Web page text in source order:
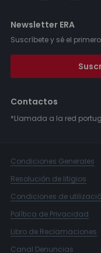
Newsletter ERA
Suscríbete y sé el
Contactos
*Llamada a la red
Condiciones Generales
Resolución de litigios
Condiciones de
Política de Privacidad
Libro de Reclamaciones
Canal Denuncias